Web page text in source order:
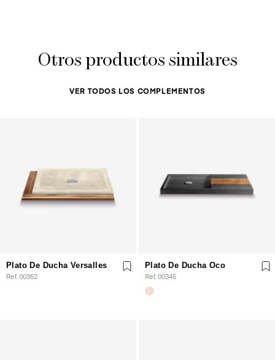
Otros productos similares
VER TODOS LOS COMPLEMENTOS
Plato De Ducha Versalles
Ref. 00352
Plato De Ducha Oco
Ref. 00345